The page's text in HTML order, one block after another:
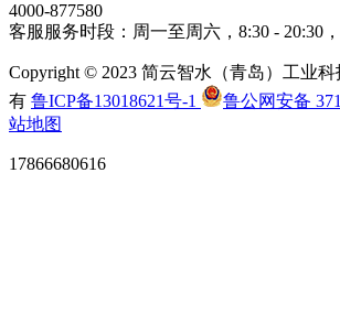
4000-877580
客服服务时段：周一至周六，8:30 - 20:30
Copyright © 2023 简云智水（青岛）工业
有 鲁ICP备13018621号-1 鲁公网安备
站地图
17866680616